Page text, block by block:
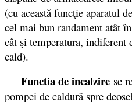
(cu această funcţie aparatul
cel mai bun randament atât
cât şi temperatura, indiferent
cald).
Functia de incalzire se
pompei de caldură spre